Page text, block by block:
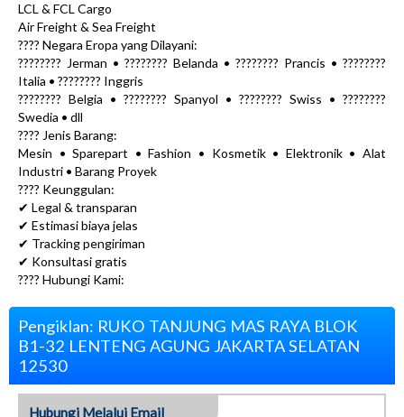
LCL & FCL Cargo
Air Freight & Sea Freight
???? Negara Eropa yang Dilayani:
???????? Jerman • ???????? Belanda • ???????? Prancis • ????????
Italia • ???????? Inggris
???????? Belgia • ???????? Spanyol • ???????? Swiss • ????????
Swedia • dll
???? Jenis Barang:
Mesin • Sparepart • Fashion • Kosmetik • Elektronik • Alat
Industri • Barang Proyek
???? Keunggulan:
✔ Legal & transparan
✔ Estimasi biaya jelas
✔ Tracking pengiriman
✔ Konsultasi gratis
???? Hubungi Kami:
Pengiklan: RUKO TANJUNG MAS RAYA BLOK
B1-32 LENTENG AGUNG JAKARTA SELATAN
12530
Hubungi Melalui Email